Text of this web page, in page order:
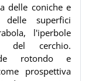
delle coniche e
delle superfici
l'iperbole
del cerchio.
rotondo e
prospettiva